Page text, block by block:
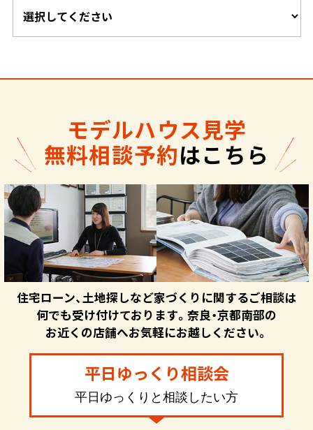
モデルハウス見学
無料相談予約はこちら
住宅ローン、土地探しなど家づくりに関するご相談は
何でも受け付けております。奈良・京都南部の
お近くの店舗へお気軽にお越しください。
平日ゆっくり相談会
平日ゆっくりと相談したい方